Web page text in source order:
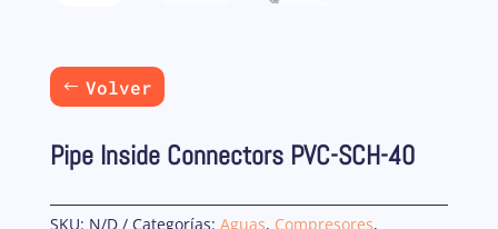
Volver
Pipe Inside Connectors PVC-SCH-40
SKU: N/D Categorías: Aguas, Compresores,